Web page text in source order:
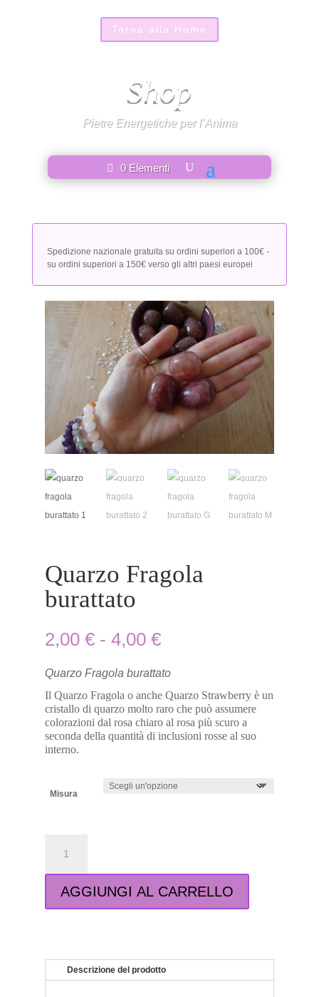
Torna alla Home
Shop
Pietre Energetiche per l’Anima
0 Elementi
Spedizione nazionale gratuita su ordini superiori a 100€ -
su ordini superiori a 150€ verso gli altri paesi europei
Quarzo Fragola
burattato
2,00 € - 4,00 €Fascia
di
prezzo:
da
2,00 €
a
4,00 €
Quarzo Fragola burattato
Il Quarzo Fragola o anche Quarzo Strawberry è un
cristallo di quarzo molto raro che può assumere
colorazioni dal rosa chiaro al rosa più scuro a
seconda della quantità di inclusioni rosse al suo
interno.
Misura
Fragola
quantità
AGGIUNGI AL CARRELLO
Descrizione del prodotto